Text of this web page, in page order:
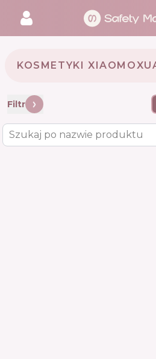
KOSMETYKI
Filtr
Szukaj po nazwie produktu